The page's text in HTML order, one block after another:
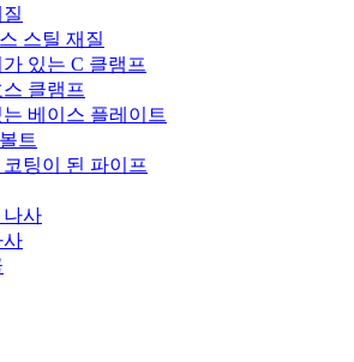
스틸 재질
있는 C 클램프
클램프
베이스 플레이트
트
팅이 된 파이프
나사
사